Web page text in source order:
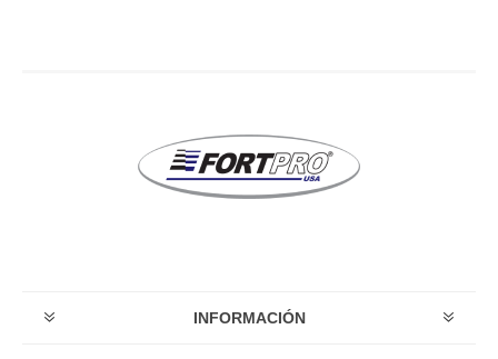
INFORMACIÓN